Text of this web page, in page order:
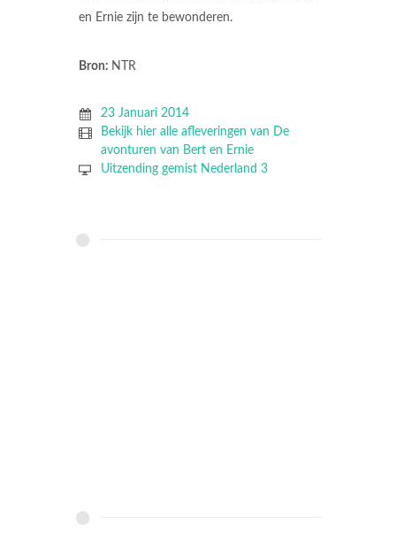
en Ernie zijn te bewonderen.
Bron: NTR
23 Januari 2014
Bekijk hier alle afleveringen van De
avonturen van Bert en Ernie
Uitzending gemist Nederland 3